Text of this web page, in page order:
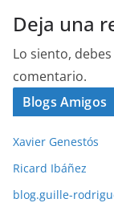
Deja una
Lo siento,
comentario.
Blogs Amigos
Xavier Genestós
Ricard Ibáñez
blog.guille-